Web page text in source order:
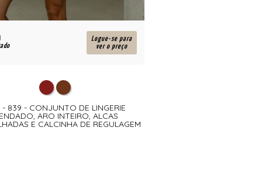
Logue-se para
ver o preço
839 - CONJUNTO DE LINGERIE
ARO INTEIRO, ALCAS
E CALCINHA DE REGULAGEM